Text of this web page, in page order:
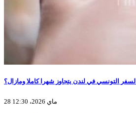
التونسي في لندن يتجاوز شهرا كاملا ومازال؟
28 ماي 2026، 12:30